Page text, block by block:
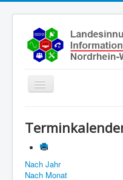
Toggle
Aktuelles
Leistungen
Nach Jahr
Nach Monat